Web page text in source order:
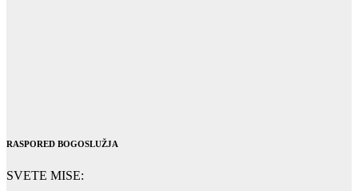
RASPORED BOGOSLUŽJA
SVETE MISE: